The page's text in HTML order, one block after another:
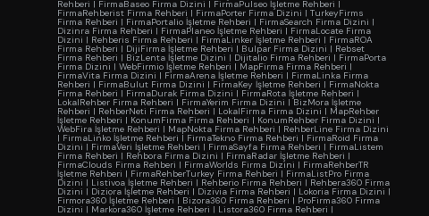
Rehberi | FirmaBaseo Firma Dizini | FirmaPulseo İşletme Rehberi |
FirmaRehberist Firma Rehberi | FirmaPorter Firma Dizini | TurkeyFirms
Firma Rehberi | FirmaPortalio İşletme Rehberi | FirmaSearch Firma Dizini |
Dizinra Firma Rehberi | FirmaPlaneo İşletme Rehberi | FirmaLocate Firma
Dizini | Rehberis Firma Rehberi | FirmaLinker İşletme Rehberi | FirmaROA
Firma Rehberi | DijiFirma İşletme Rehberi | Bulpar Firma Dizini | Rebset
Firma Rehberi | BizLenta İşletme Dizini | Dijitalio Firma Rehberi | FirmaPorta
Firma Dizini | WebFirmio İşletme Rehberi | MapFirma Firma Rehberi |
FirmaVita Firma Dizini | FirmaArena İşletme Rehberi | FirmaLinka Firma
Rehberi | FirmaBulut Firma Dizini | FirmaKey İşletme Rehberi | FirmaNokta
Firma Rehberi | FirmaDurak Firma Dizini | FirmaRota İşletme Rehberi |
LokalRehber Firma Rehberi | FirmaYerim Firma Dizini |BizMora İşletme
Rehberi | RehberNeti Firma Rehberi | LokalFirma Firma Dizini | MapRehber
İşletme Rehberi | KonumFirma Firma Rehberi | KonumRehber Firma Dizini |
WebFira İşletme Rehberi | MapNokta Firma Rehberi | RehberLine Firma Dizini
| FirmaLinko İşletme Rehberi | FirmaTekno Firma Rehberi | FirmaRoid Firma
Dizini | FirmaVeri İşletme Rehberi | FirmaSayfa Firma Rehberi | FirmaListem
Firma Rehberi | Rehbora Firma Dizini | FirmaRadar İşletme Rehberi |
FirmaClouds Firma Rehberi | FirmaWorlds Firma Dizini | FirmaRehberTR
İşletme Rehberi | FirmaRehberTurkey Firma Rehberi | FirmaListPro Firma
Dizini | Listivoa İşletme Rehberi | Rehberio Firma Rehberi | Rehbera360 Firma
Dizini | Diziora İşletme Rehberi | Dizivia Firma Rehberi | Lokoria Firma Dizini |
Firmora360 İşletme Rehberi | Bizora360 Firma Rehberi | ProFirma360 Firma
Dizini | Markora360 İşletme Rehberi | Listora360 Firma Rehberi |